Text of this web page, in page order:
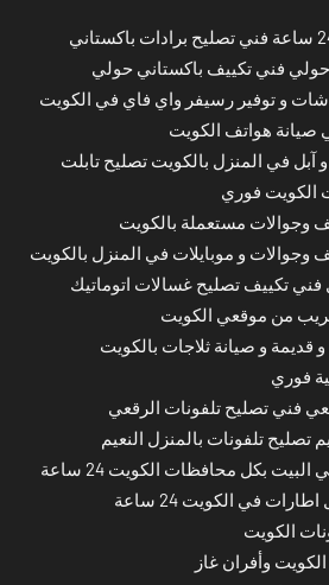
فني تكييف باكستاني حولي
و توفير رسيفر واي فاي في الكويت
صيانة هواتف الكويت
آبل في المنزل بالكويت تصليح تابلت
الكويت فوري
وجوالات مستعملة بالكويت
وجوالات و موبايلات في المنزل بالكويت
فني تكييف تصليح غسالات اتوماتيك
من موقعي الكويت
قديمة و صيانة ثلاجات بالكويت
فوري
فني تصليح تلفونات الرقعي
تصليح تلفونات بالمنزل النعيم
بكل محافظات الكويت 24 ساعة
في الكويت 24 ساعة
الكويت
وأفران غاز